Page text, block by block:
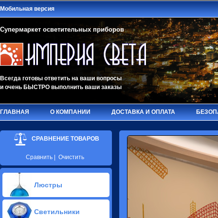
Мобильная версия
Супермаркет осветительных приборов
Всегда готовы ответить на ваши вопросы
и очень БЫСТРО выполнить ваши заказы
ГЛАВНАЯ О КОМПАНИИ ДОСТАВКА И ОПЛАТА
СРАВНЕНИЕ ТОВАРОВ
Сравнить Очистить
Люстры
Припотолочные люстры(439)
Потолочные люстры Led(36)
Светильники